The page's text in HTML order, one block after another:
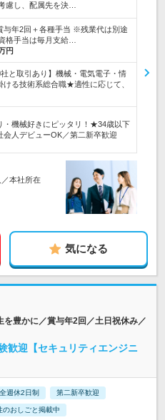
慮し、配属先を決…
与年2回＋各種手当 ※残業代は別途
格手当は毎月支給…
円
社と取引あり】機械・電気電子・情
る技術系総合職★適性に応じて、
・機械好きにピッタリ！★34歳以下
人デビューOK／第二新卒歓迎
本社所在
気になる
豊かに／賞与年2回／土日祝休み／
歓迎【セキュリティエンジニ
週休2日制 第二新卒歓迎
のおしごと掲載中